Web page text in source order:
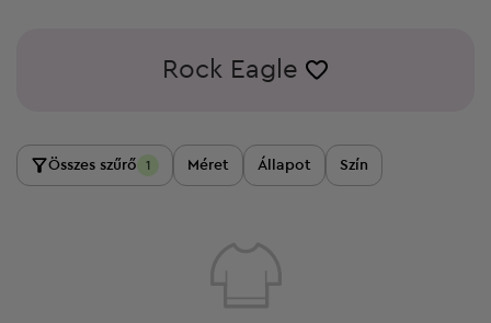
Rock Eagle
Összes szűrő 1 Méret Állapot Szín